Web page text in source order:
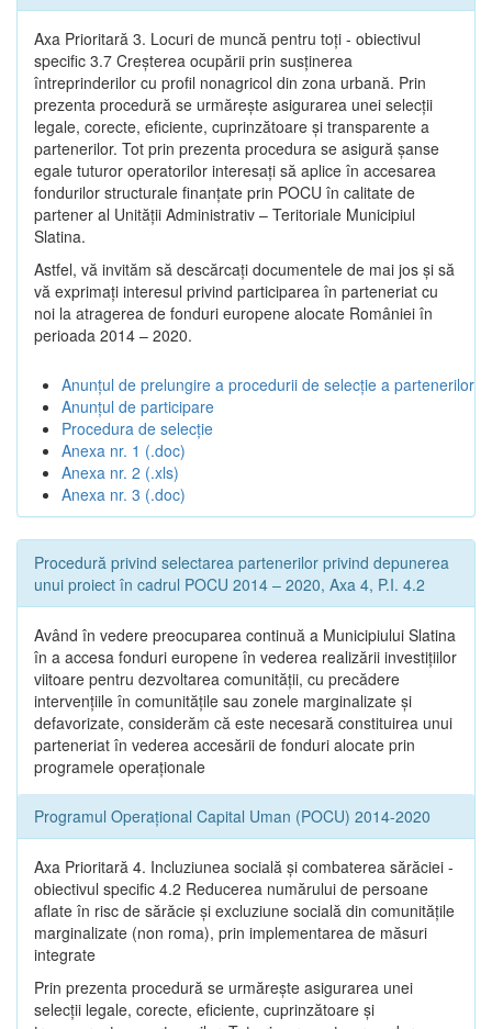
Axa Prioritară 3. Locuri de muncă pentru toţi - obiectivul
specific 3.7 Creșterea ocupării prin susținerea
întreprinderilor cu profil nonagricol din zona urbană. Prin
prezenta procedură se urmăreşte asigurarea unei selecții
legale, corecte, eficiente, cuprinzătoare şi transparente a
partenerilor. Tot prin prezenta procedura se asigură şanse
egale tuturor operatorilor interesaţi să aplice în accesarea
fondurilor structurale finanţate prin POCU în calitate de
partener al Unității Administrativ – Teritoriale Municipiul
Slatina.
Astfel, vă invităm să descărcați documentele de mai jos și să
vă exprimați interesul privind participarea în parteneriat cu
noi la atragerea de fonduri europene alocate României în
perioada 2014 – 2020.
Anunțul de prelungire a procedurii de selecție a partenerilor
Anunțul de participare
Procedura de selecție
Anexa nr. 1 (.doc)
Anexa nr. 2 (.xls)
Anexa nr. 3 (.doc)
Procedură privind selectarea partenerilor privind depunerea
unui proiect în cadrul POCU 2014 – 2020, Axa 4, P.I. 4.2
Având în vedere preocuparea continuă a Municipiului Slatina
în a accesa fonduri europene în vederea realizării investițiilor
viitoare pentru dezvoltarea comunității, cu precădere
intervențiile în comunitățile sau zonele marginalizate și
defavorizate, considerăm că este necesară constituirea unui
parteneriat în vederea accesării de fonduri alocate prin
programele operaționale
Programul Operațional Capital Uman (POCU) 2014-2020
Axa Prioritară 4. Incluziunea socială și combaterea sărăciei -
obiectivul specific 4.2 Reducerea numărului de persoane
aflate în risc de sărăcie și excluziune socială din comunitățile
marginalizate (non roma), prin implementarea de măsuri
integrate
Prin prezenta procedură se urmăreşte asigurarea unei
selecții legale, corecte, eficiente, cuprinzătoare şi